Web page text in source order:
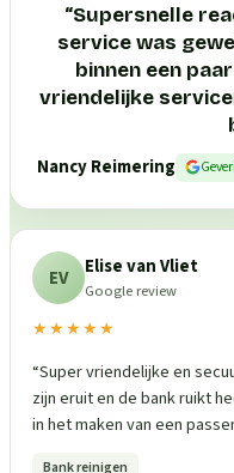
“Supersnelle
service was
binnen een
vriendelijke
Nancy Reimering
EV Elise van Vliet
Google review
★★★★★
“Super vriendelijke en
zijn eruit en de bank ruikt
in het maken van een
Bank reinigen